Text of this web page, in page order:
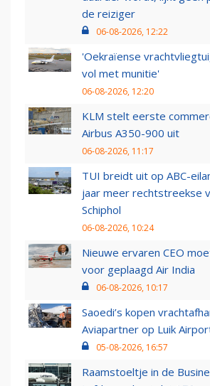
de reiziger
06-08-2026, 12:22
'Oekraïense
vol met munitie'
06-08-2026, 12:20
KLM stelt eerste
Airbus A350-900 uit
06-08-2026, 11:17
TUI breidt uit op ABC-
jaar meer rechtstreekse
Schiphol
06-08-2026, 10:24
Nieuwe ervaren CEO
voor geplaagd Air India
06-08-2026, 10:17
Saoedi’s kopen
Aviapartner op Luik
05-08-2026, 16:57
Raamstoeltje in de